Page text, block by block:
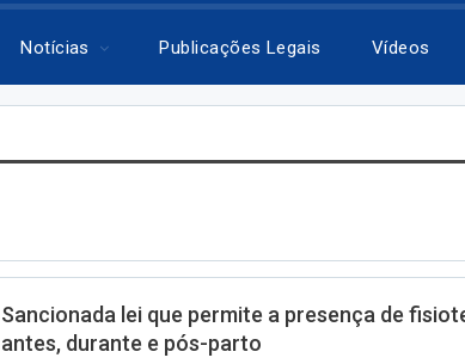
Notícias Publicações Legais Vídeos
Sancionada lei que permite a presença de
antes, durante e pós-parto